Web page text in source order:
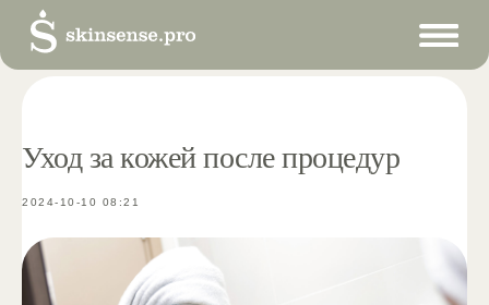
Уход за кожей после процедур
2024-10-10 08:21